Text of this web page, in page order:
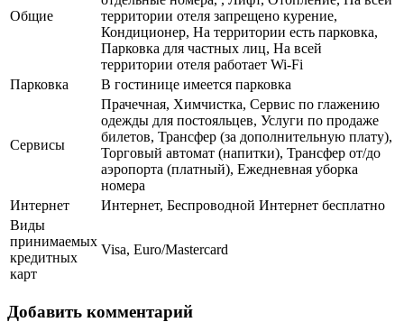
Общие
территории отеля запрещено курение,
Кондиционер, На территории есть парковка,
Парковка для частных лиц, На всей
территории отеля работает Wi-Fi
Парковка
В гостинице имеется парковка
Сервисы
Прачечная, Химчистка, Сервис по глажению
одежды для постояльцев, Услуги по продаже
билетов, Трансфер (за дополнительную плату),
Торговый автомат (напитки), Трансфер от/до
аэропорта (платный), Ежедневная уборка
номера
Интернет
Интернет, Беспроводной Интернет бесплатно
Виды
принимаемых
кредитных
карт
Visa, Euro/Mastercard
Добавить комментарий